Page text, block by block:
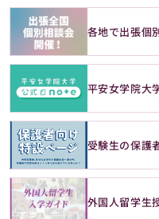
各地で出張個
平安女学院大
受験生の保護
外国人留学生